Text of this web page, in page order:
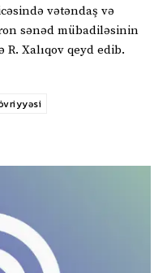
vətəndaş və
sənəd mübadiləsinin
Xalıqov qeyd edib.